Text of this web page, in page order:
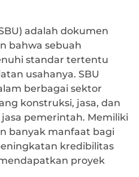
adalah dokumen
bahwa sebuah
standar tertentu
usahanya. SBU
berbagai sektor
konstruksi, jasa, dan
pemerintah. Memiliki
banyak manfaat bagi
kredibilitas
proyek